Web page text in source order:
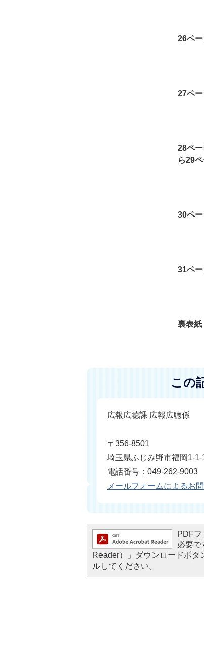
26ペ
27ペ
28ペ
ら29
30ペ
31ペ
裏表紙
この
広報広聴課 広報広聴係
〒356-8501
埼玉県ふじみ野市福岡1-1-
電話番号：049-262-9003
メールフォームによるお
PDF
必要で
Reader）」ダウンロードボ
ルしてください。